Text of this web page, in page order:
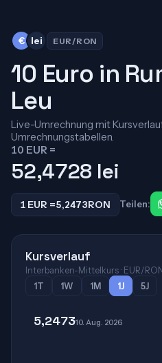
€ lei EUR/RON
10 Euro in
Leu
Live-Umrechnung mit
Umrechnungstabellen.
10 EUR =
52,4728 lei
1 EUR =5,2473RON Teilen:
Kursverlauf
Interbanken-Mittelkurs · EUR/RON
1T
1W 1M 1J 5J
5,247310. Aug. 2026